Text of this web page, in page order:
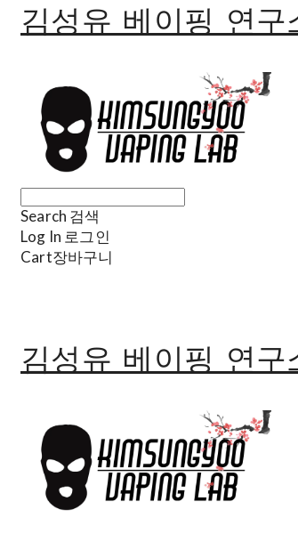
김성유 베이핑 연구
Search 검색
Log In 로그인
Cart장바구니
김성유 베이핑 연구